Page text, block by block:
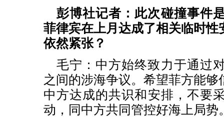
彭博社记者：此次碰撞事件
菲律宾在上月达成了相关临时性
依然紧张？
毛宁：中方始终致力于通过
之间的涉海争议。希望菲方能
中方达成的共识和安排，不要
动，同中方共同管控好海上局势